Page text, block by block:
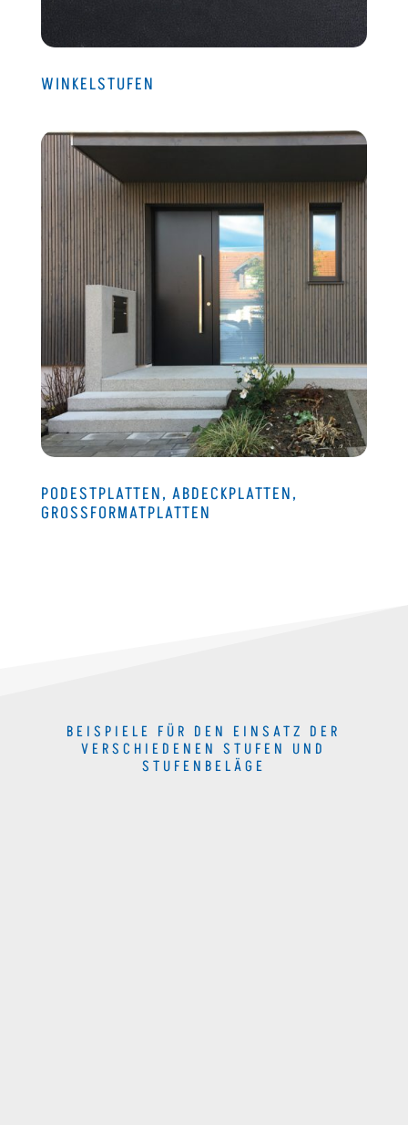
WINKELSTUFEN
PODESTPLATTEN, ABDECKPLATTEN,
GROSSFORMATPLATTEN
BEISPIELE FÜR DEN EINSATZ DER
VERSCHIEDENEN STUFEN UND
STUFENBELÄGE